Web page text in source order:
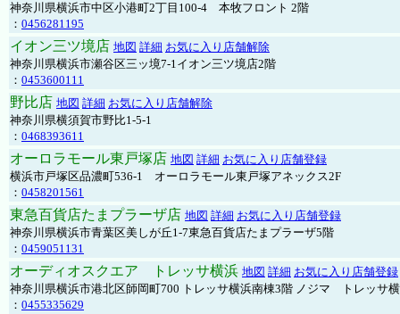
神奈川県横浜市中区小港町2丁目100-4 本牧フロント 2階
： 0456281195
イオン三ツ境店 地図 詳細 お気に入り店舗解除
神奈川県横浜市瀬谷区三ッ境7-1イオン三ツ境店2階
： 0453600111
野比店 地図 詳細 お気に入り店舗解除
神奈川県横須賀市野比1-5-1
： 0468393611
オーロラモール東戸塚店 地図 詳細 お気に入り店舗登録
横浜市戸塚区品濃町536-1 オーロラモール東戸塚アネックス2F
： 0458201561
東急百貨店たまプラーザ店 地図 詳細 お気に入り店舗登録
神奈川県横浜市青葉区美しが丘1-7東急百貨店たまプラーザ5階
： 0459051131
オーディオスクエア トレッサ横浜 地図 詳細 お気に入り店舗登録
神奈川県横浜市港北区師岡町700 トレッサ横浜南棟3階 ノジマ トレッサ
： 0455335629